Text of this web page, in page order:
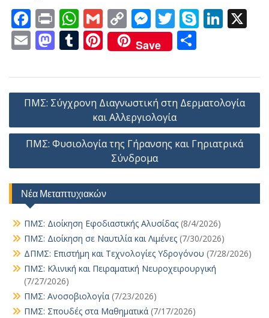
F
ac
e
b
o
o
k
Pr
in
t
W
h
at
s
A
p
p
G
m
ai
l
C
o
p
y
Li
n
k
M
e
ss
e
n
g
er
T
w
itt
er
S
p
e
Li
e
dI
n
E
ai
l
M
to
d
o
n
T
m
bl
Pi
nt
er
e
st
Save
ρ
α
σ
τε
ίτ
ε
Πλοήγηση
ΠΜΣ: Σύγχρονη Διαγνωστική στη Δερματολογία
και Αλλεργιολογία
ΠΜΣ: Φυσιολογία της Γήρανσης και Γηριατρικά
Σύνδρομα
Νέα Μεταπτυχιακών
ΠΜΣ: Διοίκηση Εφοδιαστικής Αλυσίδας (8/4/2026)
ΠΜΣ: Διοίκηση σε Ναυτιλία και Λιμένες (7/30/2026)
ΔΠΜΣ: Επιστήμη και Τεχνολογίες Υδρογόνου (7/28/2026)
ΠΜΣ: Κλινική και Πειραματική Νευροχειρουργική
(7/27/2026)
ΠΜΣ: Ανοσοβιολογία (7/23/2026)
ΠΜΣ: Σπουδές στα Μαθηματικά (7/17/2026)